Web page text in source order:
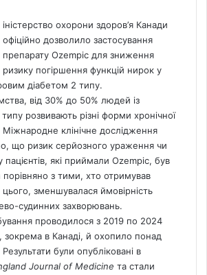
іністерство охорони здоров’я Канади
офіційно дозволило застосування
препарату Ozempic для зниження
ризику погіршення функцій нирок у
діабетом 2 типу.
від 30% до 50% людей із
розвивають різні форми хронічної
клінічне дослідження
що ризик серйозного ураження чи
пацієнтів, які приймали Ozempic, був
з тими, хто отримував
зменшувалася ймовірність
судинних захворювань.
проводилося з 2019 по 2024
зокрема в Канаді, й охопило понад
Результати були опубліковані в
Journal of Medicine та стали